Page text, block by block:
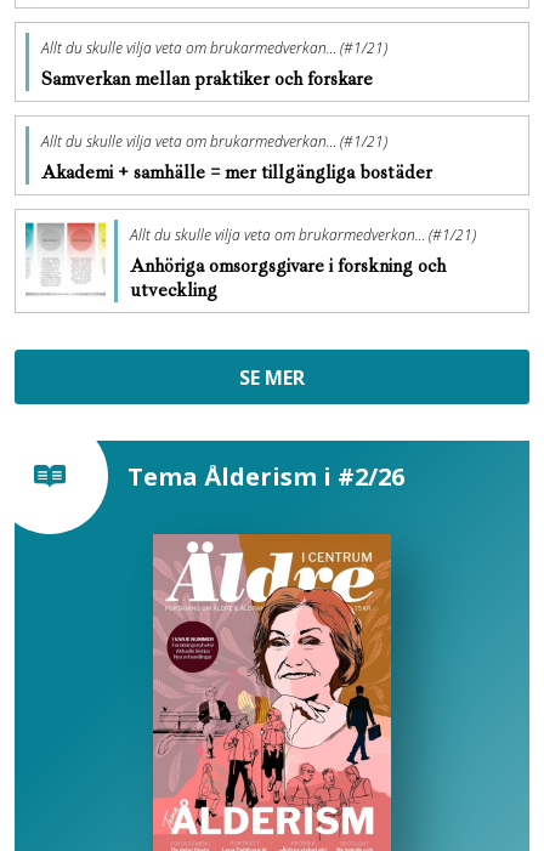
Allt du skulle vilja veta om brukarmedverkan… (#1/21)
Samverkan mellan praktiker och forskare
Allt du skulle vilja veta om brukarmedverkan… (#1/21)
Akademi + samhälle = mer tillgängliga bostäder
Allt du skulle vilja veta om brukarmedverkan… (#1/21)
Anhöriga omsorgsgivare i forskning och
utveckling
SE MER
Tema Ålderism i #2/26